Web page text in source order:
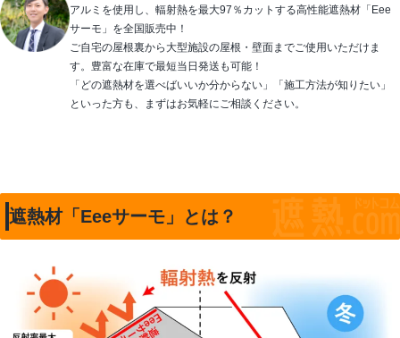
アルミを使用し、輻射熱を最大97％カットする高性能遮熱材「Eee
サーモ」を全国販売中！
ご自宅の屋根裏から大型施設の屋根・壁面までご使用いただけま
す。豊富な在庫で最短当日発送も可能！
「どの遮熱材を選べばいいか分からない」「施工方法が知りたい」
といった方も、まずはお気軽にご相談ください。
遮熱材「Eeeサーモ」とは？